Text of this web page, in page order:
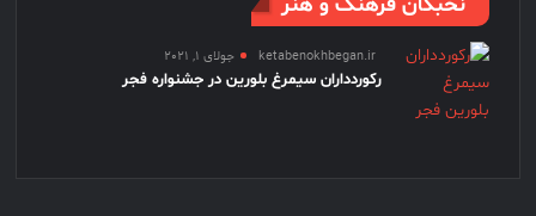
ketabenokhbegan.ir جولای 1, 2021
رکوردداران سیمرغ بلورین در جشنواره فجر